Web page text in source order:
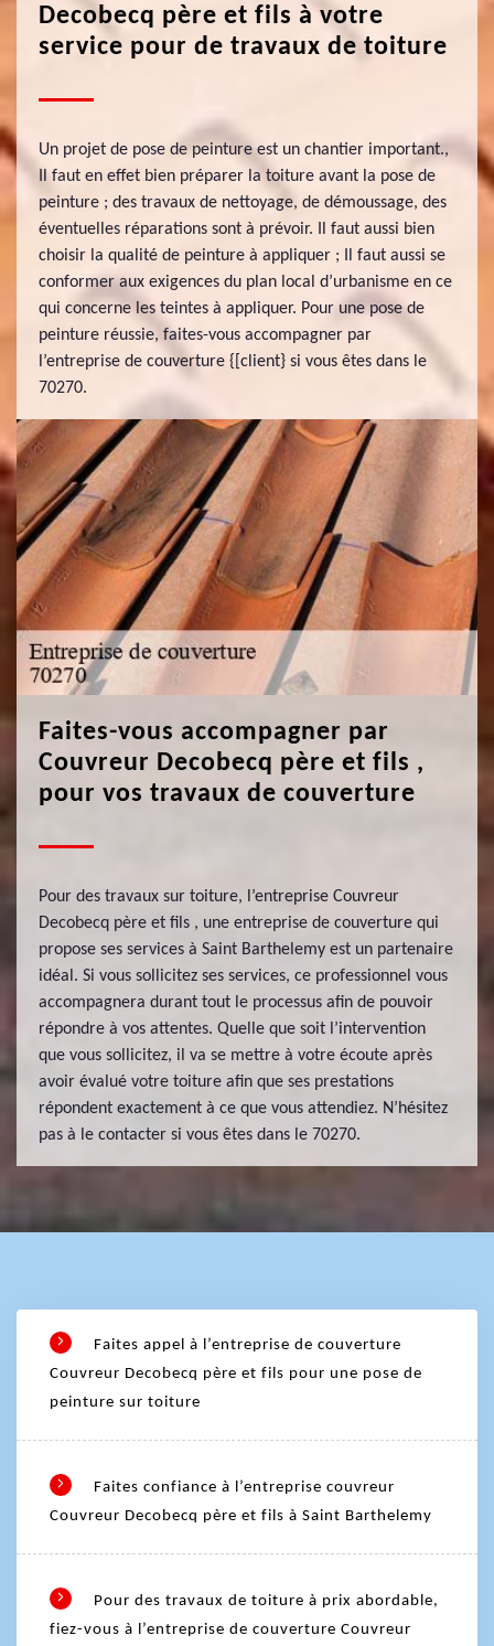
Decobecq père et fils à votre
service pour de travaux de toiture
Un projet de pose de peinture est un chantier important.,
Il faut en effet bien préparer la toiture avant la pose de
peinture ; des travaux de nettoyage, de démoussage, des
éventuelles réparations sont à prévoir. Il faut aussi bien
choisir la qualité de peinture à appliquer ; Il faut aussi se
conformer aux exigences du plan local d’urbanisme en ce
qui concerne les teintes à appliquer. Pour une pose de
peinture réussie, faites-vous accompagner par
l’entreprise de couverture {[client} si vous êtes dans le
70270.
Faites-vous accompagner par
Couvreur Decobecq père et fils ,
pour vos travaux de couverture
Pour des travaux sur toiture, l’entreprise Couvreur
Decobecq père et fils , une entreprise de couverture qui
propose ses services à Saint Barthelemy est un partenaire
idéal. Si vous sollicitez ses services, ce professionnel vous
accompagnera durant tout le processus afin de pouvoir
répondre à vos attentes. Quelle que soit l’intervention
que vous sollicitez, il va se mettre à votre écoute après
avoir évalué votre toiture afin que ses prestations
répondent exactement à ce que vous attendiez. N’hésitez
pas à le contacter si vous êtes dans le 70270.
Faites appel à l’entreprise de couverture
Couvreur Decobecq père et fils pour une pose de
peinture sur toiture
Faites confiance à l’entreprise couvreur
Couvreur Decobecq père et fils à Saint Barthelemy
Pour des travaux de toiture à prix abordable,
fiez-vous à l’entreprise de couverture Couvreur